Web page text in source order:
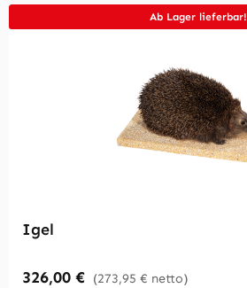
Ab Lager lieferbar!
Igel
Regulärer Preis:
326,00 € (273,95 € netto)